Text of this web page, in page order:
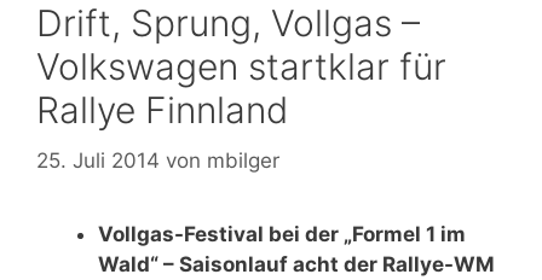
Drift, Sprung, Vollgas –
Volkswagen startklar für
Rallye Finnland
25. Juli 2014 von mbilger
Vollgas-Festival bei der „Formel 1 im
Wald“ – Saisonlauf acht der Rallye-WM